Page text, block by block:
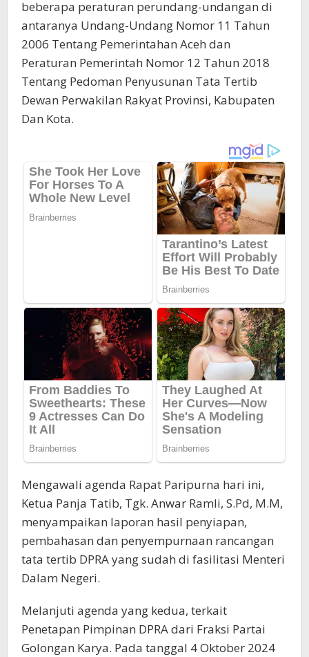
beberapa peraturan perundang-undangan di
antaranya Undang-Undang Nomor 11 Tahun
2006 Tentang Pemerintahan Aceh dan
Peraturan Pemerintah Nomor 12 Tahun 2018
Tentang Pedoman Penyusunan Tata Tertib
Dewan Perwakilan Rakyat Provinsi, Kabupaten
Dan Kota.
Mengawali agenda Rapat Paripurna hari ini,
Ketua Panja Tatib, Tgk. Anwar Ramli, S.Pd, M.M,
menyampaikan laporan hasil penyiapan,
pembahasan dan penyempurnaan rancangan
tata tertib DPRA yang sudah di fasilitasi Menteri
Dalam Negeri.
Melanjuti agenda yang kedua, terkait
Penetapan Pimpinan DPRA dari Fraksi Partai
Golongan Karya. Pada tanggal 4 Oktober 2024